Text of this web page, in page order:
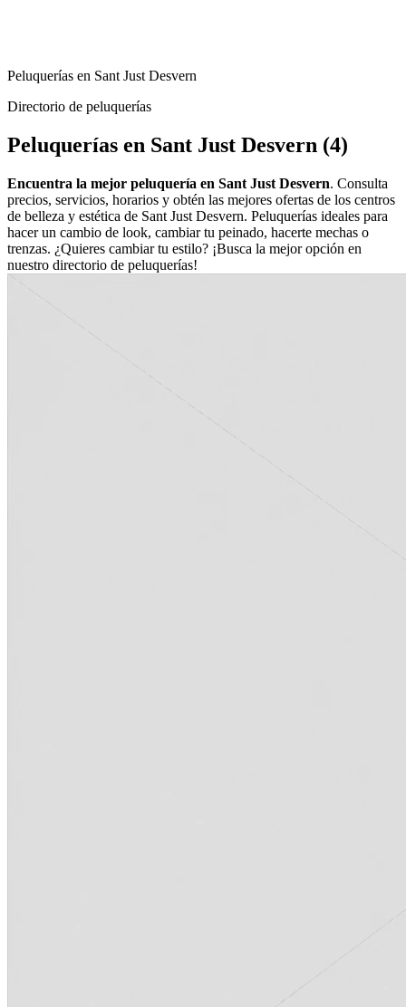
Peluquerías en Sant Just Desvern
Directorio de peluquerías
Peluquerías en Sant Just Desvern (4)
Encuentra la mejor peluquería en Sant Just Desvern. Consulta
precios, servicios, horarios y obtén las mejores ofertas de los centros
de belleza y estética de Sant Just Desvern. Peluquerías ideales para
hacer un cambio de look, cambiar tu peinado, hacerte mechas o
trenzas. ¿Quieres cambiar tu estilo? ¡Busca la mejor opción en
nuestro directorio de peluquerías!